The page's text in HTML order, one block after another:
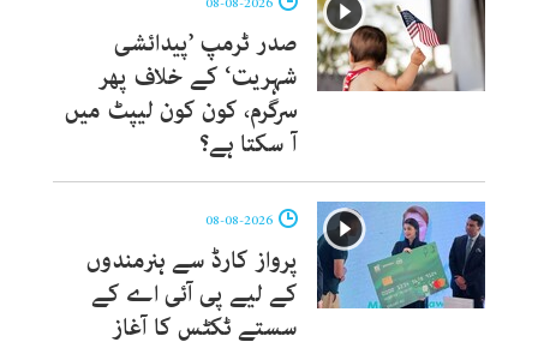
صدر ٹرمپ ’پیدائشی
شہریت‘ کے خلاف پھر
سرگرم، کون کون لیپٹ میں
آ سکتا ہے؟
پرواز کارڈ سے ہنرمندوں
کے لیے پی آئی اے کے
سستے ٹکٹس کا آغاز